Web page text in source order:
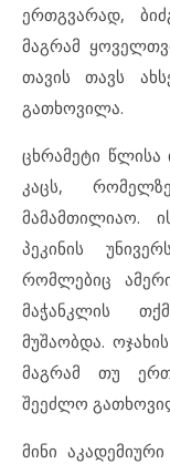
ერთგვარად,
მაგრამ
თავის თავს
გათხოვილა.
ცხრამეტი
კაცს,
მამამთილიაო.
პეკინის
რომლებიც
მაჭანკლის
მუშაობდა.
მაგრამ თუ
შეეძლო
მინი